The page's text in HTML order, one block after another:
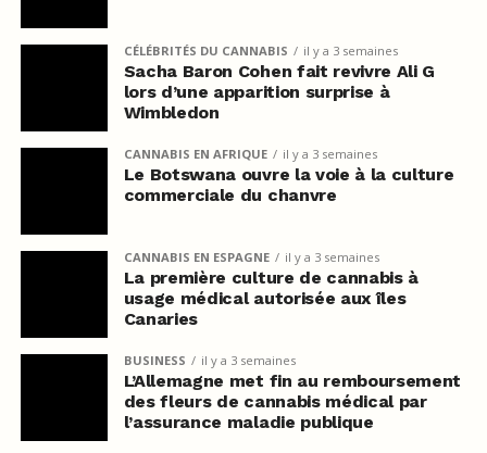
CÉLÉBRITÉS DU CANNABIS il y a 3 semaines
Sacha Baron Cohen fait revivre Ali G
lors d’une apparition surprise à
Wimbledon
CANNABIS EN AFRIQUE il y a 3 semaines
Le Botswana ouvre la voie à la culture
commerciale du chanvre
CANNABIS EN ESPAGNE il y a 3 semaines
La première culture de cannabis à
usage médical autorisée aux îles
Canaries
BUSINESS il y a 3 semaines
L’Allemagne met fin au remboursement
des fleurs de cannabis médical par
l’assurance maladie publique